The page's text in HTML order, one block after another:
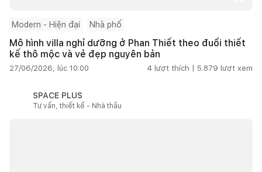
Modern - Hiện đại Nhà phố
Mô hình villa nghỉ dưỡng ở Phan Thiết theo đuổi thiết
kế thô mộc và vẻ đẹp nguyên bản
27/06/2026, lúc 10:00 4 lượt thích | 5.879 lượt xem
SPACE PLUS
Tư vấn, thiết kế - Nhà thầu